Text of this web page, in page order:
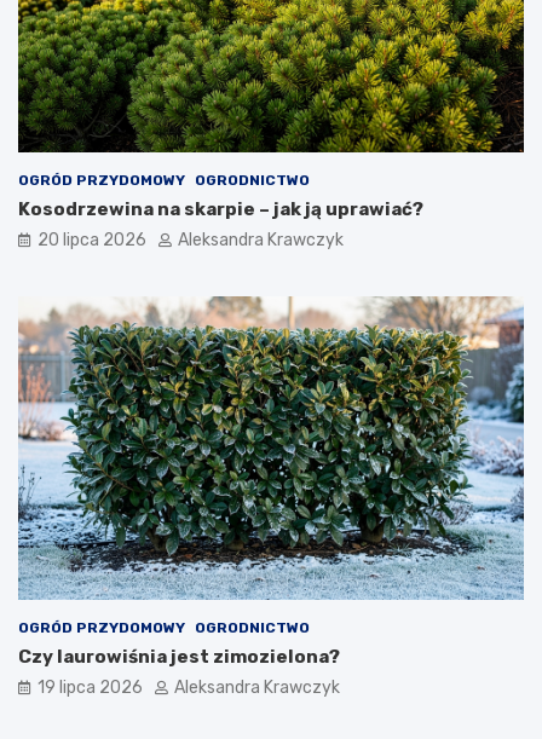
OGRÓD PRZYDOMOWY OGRODNICTWO
Kosodrzewina na skarpie – jak ją uprawiać?
20 lipca 2026 Aleksandra Krawczyk
OGRÓD PRZYDOMOWY OGRODNICTWO
Czy laurowiśnia jest zimozielona?
19 lipca 2026 Aleksandra Krawczyk